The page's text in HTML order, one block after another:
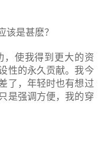
该是甚麽？
，使我得到更大的资
性的永久贡献。我今
了，年轻时也有想过
是强调方便，我的穿